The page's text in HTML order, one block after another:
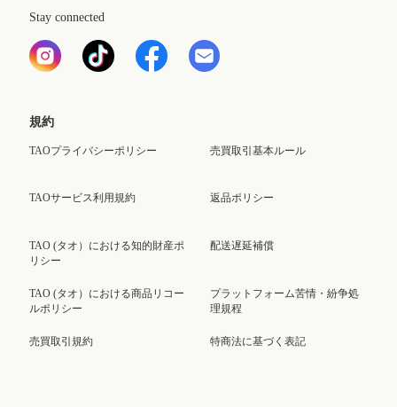
Stay connected
規約
TAOプライバシーポリシー
TAOサービス利用規約
TAO (タオ）における知的財産ポ
リシー
TAO (タオ）における商品リコー
ルポリシー
売買取引規約
売買取引基本ルール
返品ポリシー
配送遅延補償
プラットフォーム苦情・紛争処
理規程
特商法に基づく表記